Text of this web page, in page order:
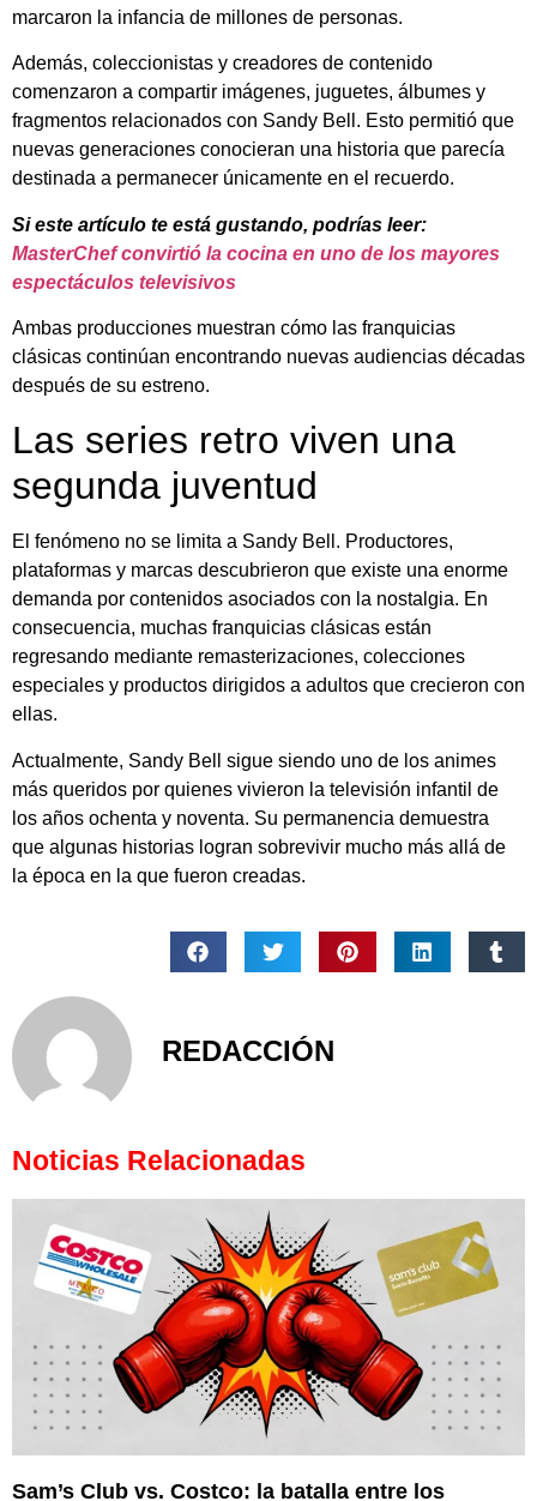
marcaron la infancia de millones de personas.
Además, coleccionistas y creadores de contenido
comenzaron a compartir imágenes, juguetes, álbumes y
fragmentos relacionados con Sandy Bell. Esto permitió que
nuevas generaciones conocieran una historia que parecía
destinada a permanecer únicamente en el recuerdo.
Si este artículo te está gustando, podrías leer:
MasterChef convirtió la cocina en uno de los mayores
espectáculos televisivos
Ambas producciones muestran cómo las franquicias
clásicas continúan encontrando nuevas audiencias décadas
después de su estreno.
Las series retro viven una
segunda juventud
El fenómeno no se limita a Sandy Bell. Productores,
plataformas y marcas descubrieron que existe una enorme
demanda por contenidos asociados con la nostalgia. En
consecuencia, muchas franquicias clásicas están
regresando mediante remasterizaciones, colecciones
especiales y productos dirigidos a adultos que crecieron con
ellas.
Actualmente, Sandy Bell sigue siendo uno de los animes
más queridos por quienes vivieron la televisión infantil de
los años ochenta y noventa. Su permanencia demuestra
que algunas historias logran sobrevivir mucho más allá de
la época en la que fueron creadas.
REDACCIÓN
Noticias Relacionadas
Sam’s Club vs. Costco: la batalla entre los